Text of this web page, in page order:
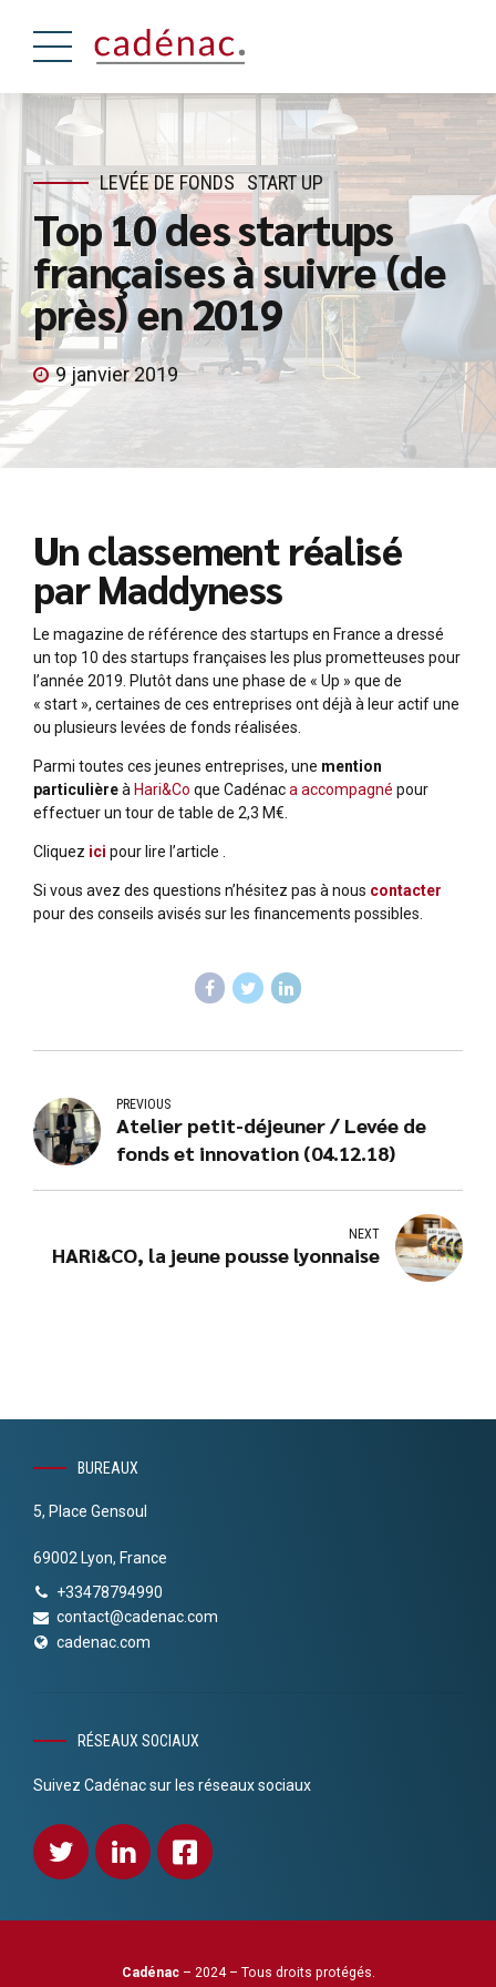
LEVÉE DE FONDS START UP
Top 10 des startups
françaises à suivre (de
près) en 2019
9 janvier 2019
Un classement réalisé
par Maddyness
Le magazine de référence des startups en France a dressé
un top 10 des startups françaises les plus prometteuses pour
l’année 2019. Plutôt dans une phase de « Up » que de
« start », certaines de ces entreprises ont déjà à leur actif une
ou plusieurs levées de fonds réalisées.
Parmi toutes ces jeunes entreprises, une mention
particulièreà Hari&Co que Cadénaca accompagné pour
effectuer un tour de table de 2,3 M€.
Cliquez ici pour lire l’article .
Si vous avez des questions n’hésitez pas à nous contacter
pour des conseils avisés sur les financements possibles.
PREVIOUS
Atelier petit-déjeuner / Levée de
fonds et innovation (04.12.18)
NEXT
HARi&CO, la jeune pousse lyonnaise
BUREAUX
5, Place Gensoul
69002 Lyon, France
+33478794990
contact@cadenac.com
cadenac.com
RÉSEAUX SOCIAUX
Suivez Cadénac sur les réseaux sociaux
Cadénac– 2024 – Tous droits protégés.